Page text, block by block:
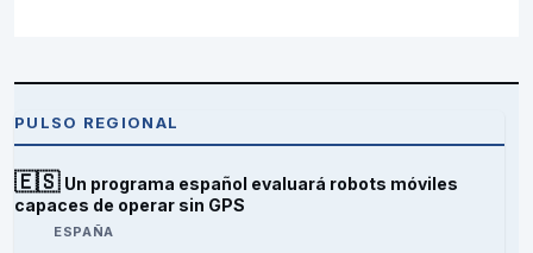
PULSO REGIONAL
🇪🇸 Un programa español evaluará robots móviles
capaces de operar sin GPS
ESPAÑA